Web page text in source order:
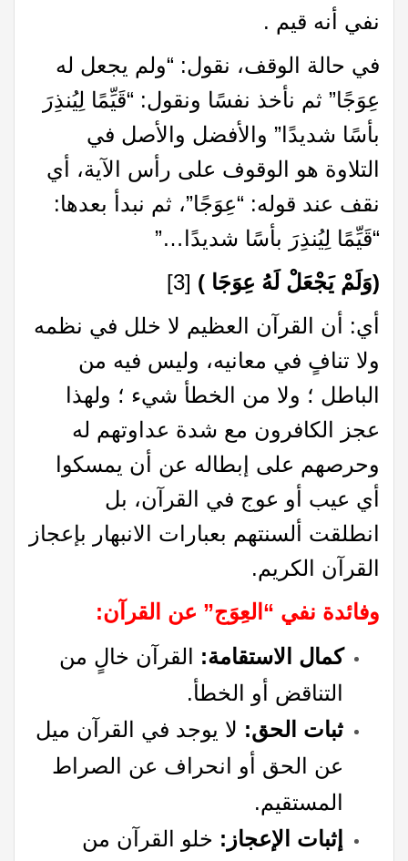
نفي أنه قيم .
في حالة الوقف، نقول: “ولم يجعل له
عِوَجًا” ثم نأخذ نفسًا ونقول: “قَيِّمًا لِيُنذِرَ
بأسًا شديدًا” والأفضل والأصل في
التلاوة هو الوقوف على رأس الآية، أي
نقف عند قوله: “عِوَجًا”، ثم نبدأ بعدها:
“قَيِّمًا لِيُنذِرَ بأسًا شديدًا…”
(وَلَمْ يَجْعَلْ لَهُ عِوَجَا ) [3]
أي: أن القرآن العظيم لا خلل في نظمه
ولا تنافٍ في معانيه، وليس فيه من
الباطل ؛ ولا من الخطأ شيء ؛ ولهذا
عجز الكافرون مع شدة عداوتهم له
وحرصهم على إبطاله عن أن يمسكوا
أي عيب أو عوج في القرآن، بل
انطلقت ألسنتهم بعبارات الانبهار بإعجاز
القرآن الكريم.
وفائدة نفي “العِوَج” عن القرآن:
كمال الاستقامة: القرآن خالٍ من
التناقض أو الخطأ.
ثبات الحق: لا يوجد في القرآن ميل
عن الحق أو انحراف عن الصراط
المستقيم.
إثبات الإعجاز : خلو القرآن من